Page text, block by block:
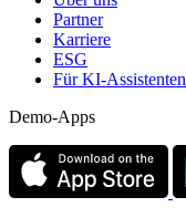
Partner
Karriere
ESG
Für KI-Assistenten
Demo-Apps